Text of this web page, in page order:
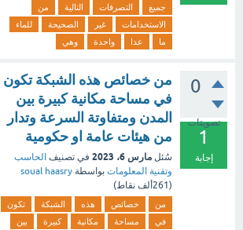
جميع التصرفات التالية
من
الاستخدامات
غير الصحيحة
للماء
ما
عدا واحدة وهي
0
تصويتات
1
إجابة
من خصائص هذه الشبكة تكون
في مساحة مكانية كبيرة بين
المدن ومتفاوتة السرعة وتدار
من هيئات عامة او حكومية
سُئل مارس 6، 2023 في تصنيف الحاسب
وتقنية المعلومات بواسطة soual haasry
( 261ألف نقاط)
من خصائص هذه الشبكة
تكون
في
مساحة مكانية كبيرة
بين